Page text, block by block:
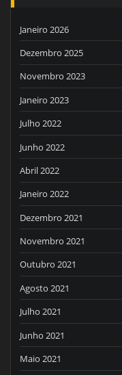
Janeiro 2026
Dezembro 2025
Novembro 2023
Janeiro 2023
Julho 2022
Junho 2022
Abril 2022
Janeiro 2022
Dezembro 2021
Novembro 2021
Outubro 2021
Agosto 2021
Julho 2021
Junho 2021
Maio 2021